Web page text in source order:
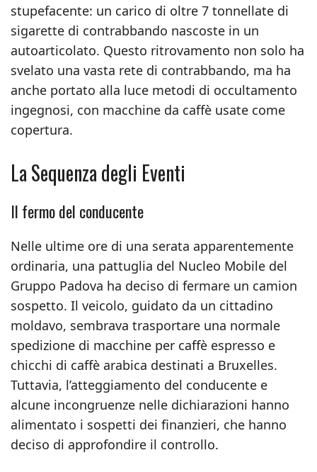
stupefacente: un carico di oltre 7 tonnellate di
sigarette di contrabbando nascoste in un
autoarticolato. Questo ritrovamento non solo ha
svelato una vasta rete di contrabbando, ma ha
anche portato alla luce metodi di occultamento
ingegnosi, con macchine da caffè usate come
copertura.
La Sequenza degli Eventi
Il fermo del conducente
Nelle ultime ore di una serata apparentemente
ordinaria, una pattuglia del Nucleo Mobile del
Gruppo Padova ha deciso di fermare un camion
sospetto. Il veicolo, guidato da un cittadino
moldavo, sembrava trasportare una normale
spedizione di macchine per caffè espresso e
chicchi di caffè arabica destinati a Bruxelles.
Tuttavia, l’atteggiamento del conducente e
alcune incongruenze nelle dichiarazioni hanno
alimentato i sospetti dei finanzieri, che hanno
deciso di approfondire il controllo.